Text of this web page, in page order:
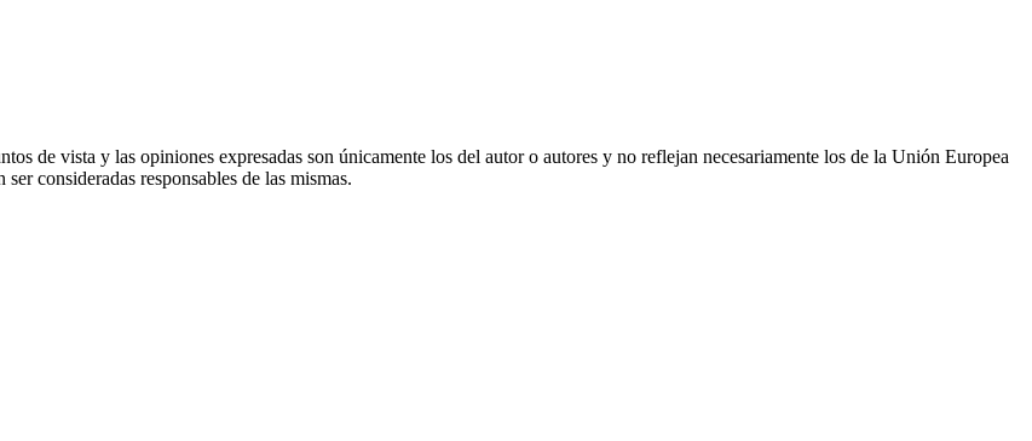
de vista y las opiniones expresadas son únicamente los del autor o autores y no reflejan necesariamente los de la Unión Europea
consideradas responsables de las mismas.